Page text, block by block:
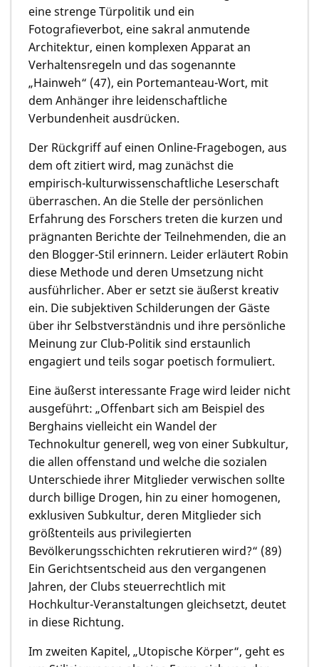
eine strenge Türpolitik und ein
Fotografieverbot, eine sakral anmutende
Architektur, einen komplexen Apparat an
Verhaltensregeln und das sogenannte
„Hainweh“ (47), ein Portemanteau-Wort, mit
dem Anhänger ihre leidenschaftliche
Verbundenheit ausdrücken.
Der Rückgriff auf einen Online-Fragebogen, aus
dem oft zitiert wird, mag zunächst die
empirisch-kulturwissenschaftliche Leserschaft
überraschen. An die Stelle der persönlichen
Erfahrung des Forschers treten die kurzen und
prägnanten Berichte der Teilnehmenden, die an
den Blogger-Stil erinnern. Leider erläutert Robin
diese Methode und deren Umsetzung nicht
ausführlicher. Aber er setzt sie äußerst kreativ
ein. Die subjektiven Schilderungen der Gäste
über ihr Selbstverständnis und ihre persönliche
Meinung zur Club-Politik sind erstaunlich
engagiert und teils sogar poetisch formuliert.
Eine äußerst interessante Frage wird leider nicht
ausgeführt: „Offenbart sich am Beispiel des
Berghains vielleicht ein Wandel der
Technokultur generell, weg von einer Subkultur,
die allen offenstand und welche die sozialen
Unterschiede ihrer Mitglieder verwischen sollte
durch billige Drogen, hin zu einer homogenen,
exklusiven Subkultur, deren Mitglieder sich
größtenteils aus privilegierten
Bevölkerungsschichten rekrutieren wird?“ (89)
Ein Gerichtsentscheid aus den vergangenen
Jahren, der Clubs steuerrechtlich mit
Hochkultur-Veranstaltungen gleichsetzt, deutet
in diese Richtung.
Im zweiten Kapitel, „Utopische Körper“, geht es